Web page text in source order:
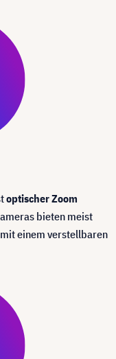
optischer Zoom
bieten meist
einem verstellbaren